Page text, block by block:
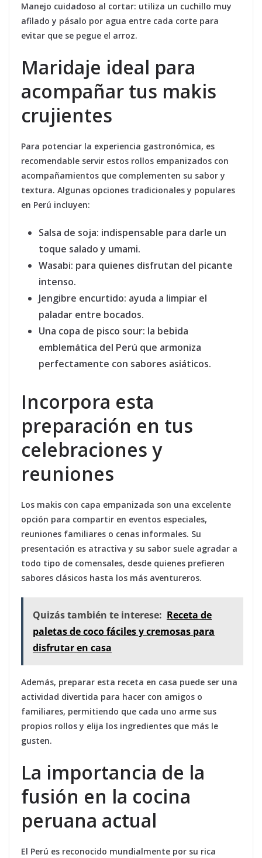
Manejo cuidadoso al cortar: utiliza un cuchillo muy
afilado y pásalo por agua entre cada corte para
evitar que se pegue el arroz.
Maridaje ideal para
acompañar tus makis
crujientes
Para potenciar la experiencia gastronómica, es
recomendable servir estos rollos empanizados con
acompañamientos que complementen su sabor y
textura. Algunas opciones tradicionales y populares
en Perú incluyen:
Salsa de soja: indispensable para darle un
toque salado y umami.
Wasabi: para quienes disfrutan del picante
intenso.
Jengibre encurtido: ayuda a limpiar el
paladar entre bocados.
Una copa de pisco sour: la bebida
emblemática del Perú que armoniza
perfectamente con sabores asiáticos.
Incorpora esta
preparación en tus
celebraciones y
reuniones
Los makis con capa empanizada son una excelente
opción para compartir en eventos especiales,
reuniones familiares o cenas informales. Su
presentación es atractiva y su sabor suele agradar a
todo tipo de comensales, desde quienes prefieren
sabores clásicos hasta los más aventureros.
Quizás también te interese: Receta de
paletas de coco fáciles y cremosas para
disfrutar en casa
Además, preparar esta receta en casa puede ser una
actividad divertida para hacer con amigos o
familiares, permitiendo que cada uno arme sus
propios rollos y elija los ingredientes que más le
gusten.
La importancia de la
fusión en la cocina
peruana actual
El Perú es reconocido mundialmente por su rica